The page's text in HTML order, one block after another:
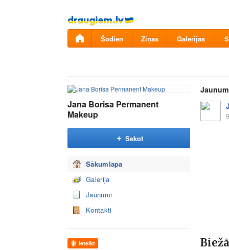
Pāriet
uz
saturu
Šodien Ziņas Galerijas
Jana Borisa Permanent
Makeup
Sekot
Sākumlapa
Galerija
Jaunumi
Kontakti
Ieteikt